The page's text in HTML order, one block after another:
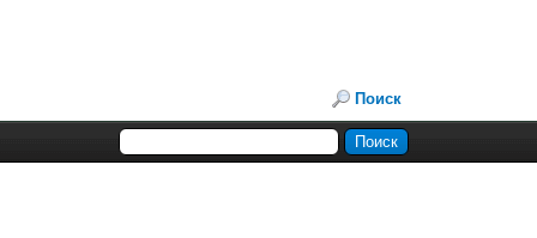
Поиск